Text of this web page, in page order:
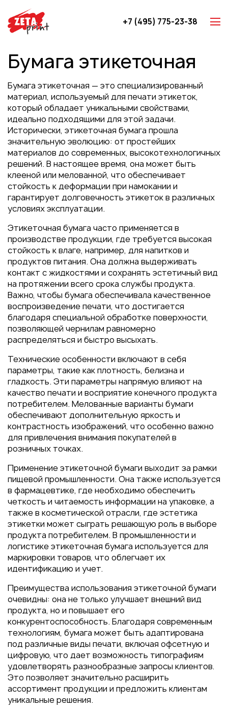
Брошюры
Игральные карты
Каталоги
Листовки
Книги
Папки
Календари
Упаковка
Блокноты с логотипом
Пакеты
Конверты
Журналы
Полиграфия для выставок
под ключ
Полиграфия к выборам 2026
+7 (495) 775-23-38
Бумага этикеточная
Бумага этикеточная — это специализированный
материал, используемый для печати этикеток,
который обладает уникальными свойствами,
идеально подходящими для этой задачи.
Исторически, этикеточная бумага прошла
значительную эволюцию: от простейших
материалов до современных, высокотехнологичных
решений. В настоящее время, она может быть
клееной или мелованной, что обеспечивает
стойкость к деформации при намокании и
гарантирует долговечность этикеток в различных
условиях эксплуатации.
Этикеточная бумага часто применяется в
производстве продукции, где требуется высокая
стойкость к влаге, например, для напитков и
продуктов питания. Она должна выдерживать
контакт с жидкостями и сохранять эстетичный вид
на протяжении всего срока службы продукта.
Важно, чтобы бумага обеспечивала качественное
воспроизведение печати, что достигается
благодаря специальной обработке поверхности,
позволяющей чернилам равномерно
распределяться и быстро высыхать.
Технические особенности включают в себя
параметры, такие как плотность, белизна и
гладкость. Эти параметры напрямую влияют на
качество печати и восприятие конечного продукта
потребителем. Мелованные варианты бумаги
обеспечивают дополнительную яркость и
контрастность изображений, что особенно важно
для привлечения внимания покупателей в
розничных точках.
Применение этикеточной бумаги выходит за рамки
пищевой промышленности. Она также используется
в фармацевтике, где необходимо обеспечить
четкость и читаемость информации на упаковке, а
также в косметической отрасли, где эстетика
этикетки может сыграть решающую роль в выборе
продукта потребителем. В промышленности и
логистике этикеточная бумага используется для
маркировки товаров, что облегчает их
идентификацию и учет.
Преимущества использования этикеточной бумаги
очевидны: она не только улучшает внешний вид
продукта, но и повышает его
конкурентоспособность. Благодаря современным
технологиям, бумага может быть адаптирована
под различные виды печати, включая офсетную и
цифровую, что дает возможность типографиям
удовлетворять разнообразные запросы клиентов.
Это позволяет значительно расширить
ассортимент продукции и предложить клиентам
уникальные решения.